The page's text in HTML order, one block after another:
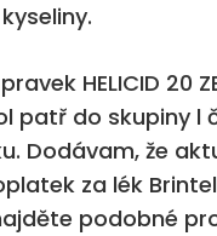
HELICID 20
patř do skupiny l
Dodávam, že
za lék
podobné